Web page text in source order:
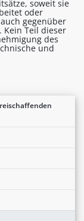
soweit sie
oder
gegenüber
Kein Teil dieser
des
und